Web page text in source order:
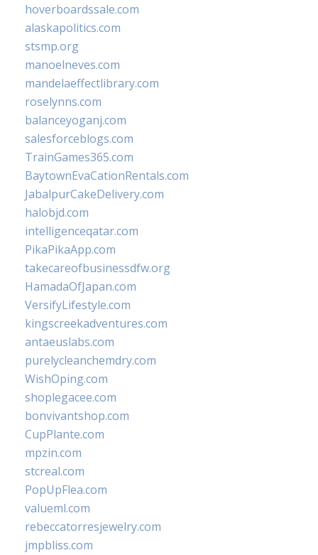
hoverboardssale.com
alaskapolitics.com
stsmp.org
manoelneves.com
mandelaeffectlibrary.com
roselynns.com
balanceyoganj.com
salesforceblogs.com
TrainGames365.com
BaytownEvaCationRentals.com
JabalpurCakeDelivery.com
halobjd.com
intelligenceqatar.com
PikaPikaApp.com
takecareofbusinessdfw.org
HamadaOfJapan.com
VersifyLifestyle.com
kingscreekadventures.com
antaeuslabs.com
purelycleanchemdry.com
WishOping.com
shoplegacee.com
bonvivantshop.com
CupPlante.com
mpzin.com
stcreal.com
PopUpFlea.com
valueml.com
rebeccatorresjewelry.com
jmpbliss.com